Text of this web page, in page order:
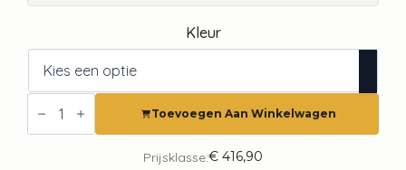
Kleur
Fotobehang
Delhi
City
Toevoegen Aan Winkelwagen
Prijsklasse:€ 416,90